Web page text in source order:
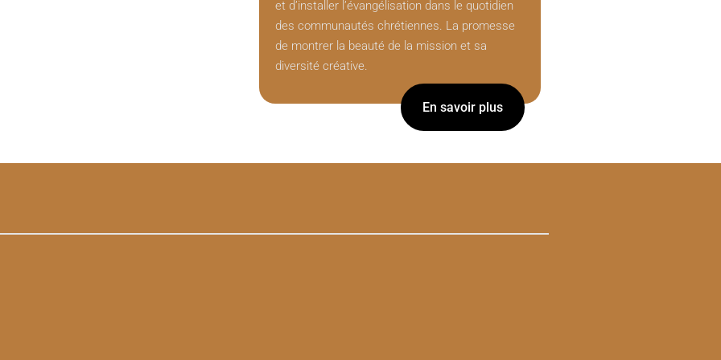
et d’installer l’évangélisation dans le quotidien
des communautés chrétiennes. La promesse
de montrer la beauté de la mission et sa
diversité créative.
En savoir plus